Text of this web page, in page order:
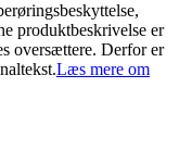
produktbeskrivelse er
oversættere. Derfor er
Læs mere om